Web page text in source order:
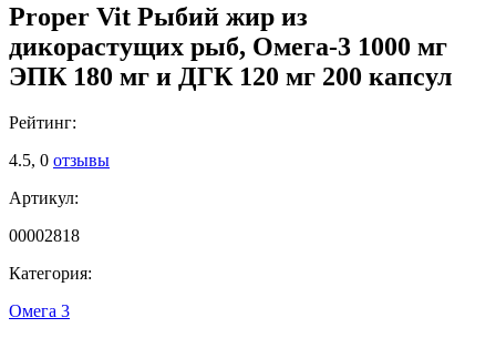
Proper Vit Рыбий жир из
дикорастущих рыб, Омега-3 1000 мг
ЭПК 180 мг и ДГК 120 мг 200 капсул
Рейтинг:
4.5, 0 отзывы
Артикул:
00002818
Категория:
Омега 3